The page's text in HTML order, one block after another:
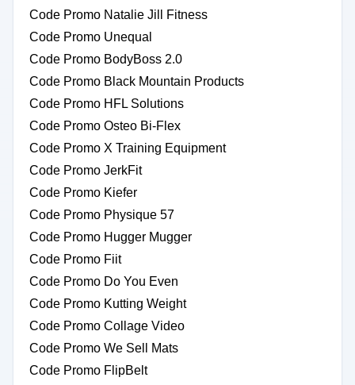
Code Promo Natalie Jill Fitness
Code Promo Unequal
Code Promo BodyBoss 2.0
Code Promo Black Mountain Products
Code Promo HFL Solutions
Code Promo Osteo Bi-Flex
Code Promo X Training Equipment
Code Promo JerkFit
Code Promo Kiefer
Code Promo Physique 57
Code Promo Hugger Mugger
Code Promo Fiit
Code Promo Do You Even
Code Promo Kutting Weight
Code Promo Collage Video
Code Promo We Sell Mats
Code Promo FlipBelt